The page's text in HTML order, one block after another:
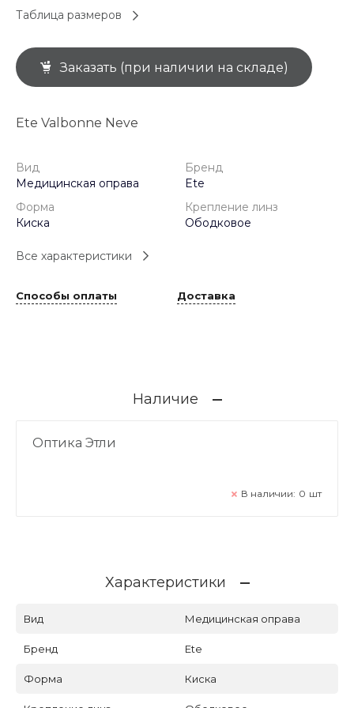
Таблица размеров
Заказать (при наличии на складе)
Ete Valbonne Neve
Вид
Медицинская оправа
Бренд
Ete
Форма
Киска
Крепление линз
Ободковое
Все характеристики
Способы оплаты Доставка
Наличие
Оптика Этли
В наличии: 0 шт
Характеристики
Вид Медицинская оправа
Бренд Ete
Форма Киска